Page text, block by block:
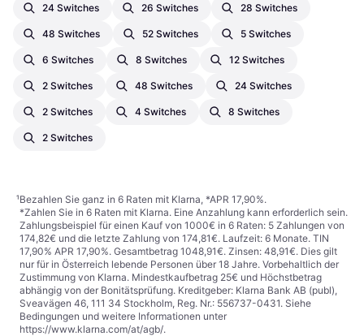
24 Switches 26 Switches 28 Switches
48 Switches 52 Switches 5 Switches
6 Switches 8 Switches 12 Switches
2 Switches 48 Switches 24 Switches
2 Switches 4 Switches 8 Switches
2 Switches
¹Bezahlen Sie ganz in 6 Raten mit Klarna, *APR 17,90%.
*Zahlen Sie in 6 Raten mit Klarna. Eine Anzahlung kann erforderlich sein.
Zahlungsbeispiel für einen Kauf von 1000€ in 6 Raten: 5 Zahlungen von
174,82€ und die letzte Zahlung von 174,81€. Laufzeit: 6 Monate. TIN
17,90% APR 17,90%. Gesamtbetrag 1048,91€. Zinsen: 48,91€. Dies gilt
nur für in Österreich lebende Personen über 18 Jahre. Vorbehaltlich der
Zustimmung von Klarna. Mindestkaufbetrag 25€ und Höchstbetrag
abhängig von der Bonitätsprüfung. Kreditgeber: Klarna Bank AB (publ),
Sveavägen 46, 111 34 Stockholm, Reg. Nr.: 556737-0431. Siehe
Bedingungen und weitere Informationen unter
https://www.klarna.com/at/agb/.